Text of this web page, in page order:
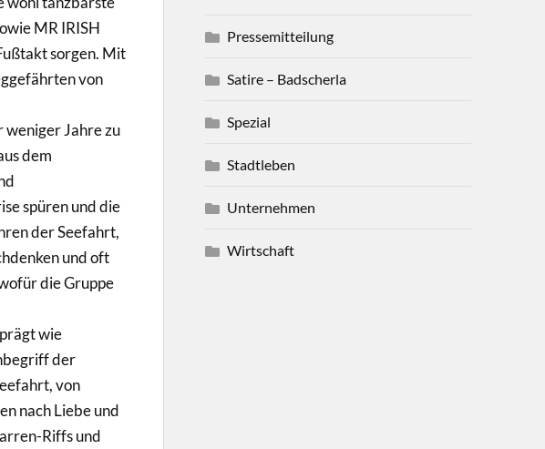
MR IRISH
sorgen. Mit
von
weniger Jahre zu
dem
spüren und die
der Seefahrt,
und oft
die Gruppe
wie
der
von
nach Liebe und
Riffs und
Pressemitteilung
Satire – Badscherla
Spezial
Stadtleben
Unternehmen
Wirtschaft